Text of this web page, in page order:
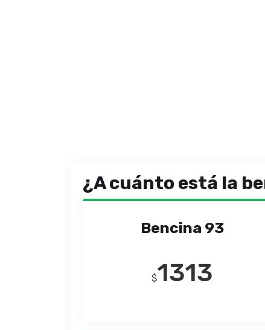
¿A cuánto está la
Bencina 93
$1313